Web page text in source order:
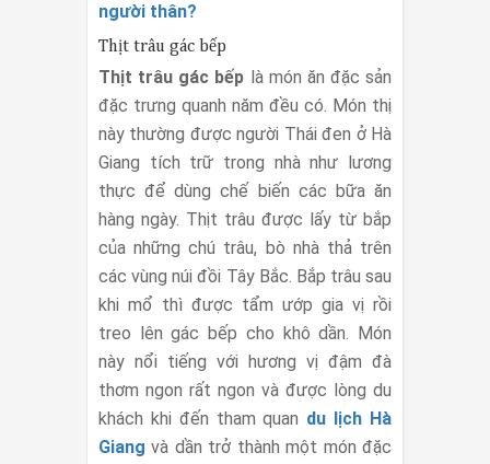
người thân?
Thịt trâu gác bếp
Thịt trâu gác bếp là món ăn đặc sản
đặc trưng quanh năm đều có. Món thị
này thường được người Thái đen ở Hà
Giang tích trữ trong nhà như lương
thực để dùng chế biến các bữa ăn
hàng ngày. Thịt trâu được lấy từ bắp
của những chú trâu, bò nhà thả trên
các vùng núi đồi Tây Bắc. Bắp trâu sau
khi mổ thì được tẩm ướp gia vị rồi
treo lên gác bếp cho khô dần. Món
này nổi tiếng với hương vị đậm đà
thơm ngon rất ngon và được lòng du
khách khi đến tham quan du lịch Hà
Giang và dần trở thành một món đặc